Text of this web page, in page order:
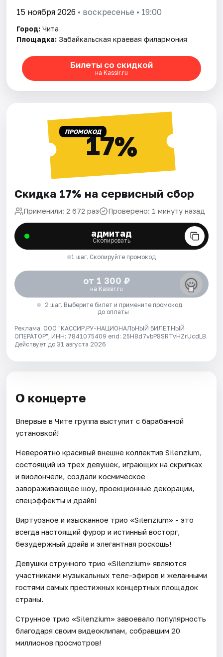
15 ноября 2026 • воскресенье • 19:00
Город: Чита
Площадка: Забайкальская краевая филармония
Билеты со скидкой
на Kassir.ru
ПРОМОКОД17%
Скидка 17% на сервисный сбор
Применили: 2 672 раз Проверено: 1 минуту назад
адмитад
Скопировать
1 шаг. Скопируйте промокод
от 1 300 ₽
на Kassir.ru
2 шаг. Выберите билет и примените промокод
до оплаты
Реклама. ООО "КАССИР.РУ-НАЦИОНАЛЬНЫЙ БИЛЕТНЫЙ
ОПЕРАТОР", ИНН: 7841075409 erid: 25H8d7vbP8SRTvHZrUcdLB.
Действует до 31 августа 2026
О концерте
Впервые в Чите группа выступит с барабанной
установкой!
Невероятно красивый внешне коллектив Silenzium,
состоящий из трех девушек, играющих на скрипках
и виолончели, создали космическое
завораживающее шоу, проекционные декорации,
спецэффекты и драйв!
Виртуозное и изысканное трио «Silenzium» - это
всегда настоящий фурор и истинный восторг,
безудержный драйв и элегантная роскошь!
Девушки струнного трио «Silenzium» являются
участниками музыкальных теле-эфиров и желанными
гостями самых престижных концертных площадок
страны.
Струнное трио «Silenzium» завоевало популярность
благодаря своим видеоклипам, собравшим 20
миллионов просмотров!